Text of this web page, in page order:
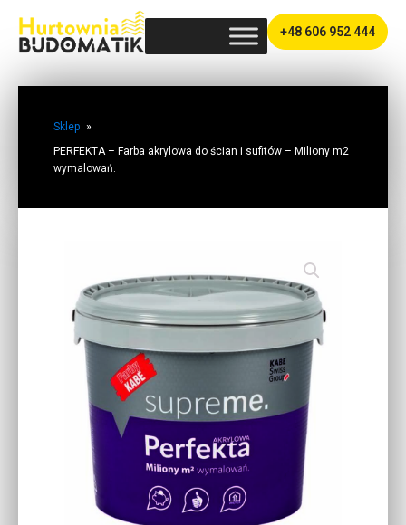
+48 606 952 444
Sklep »
PERFEKTA – Farba akrylowa do ścian i sufitów – Miliony m2
wymalowań.